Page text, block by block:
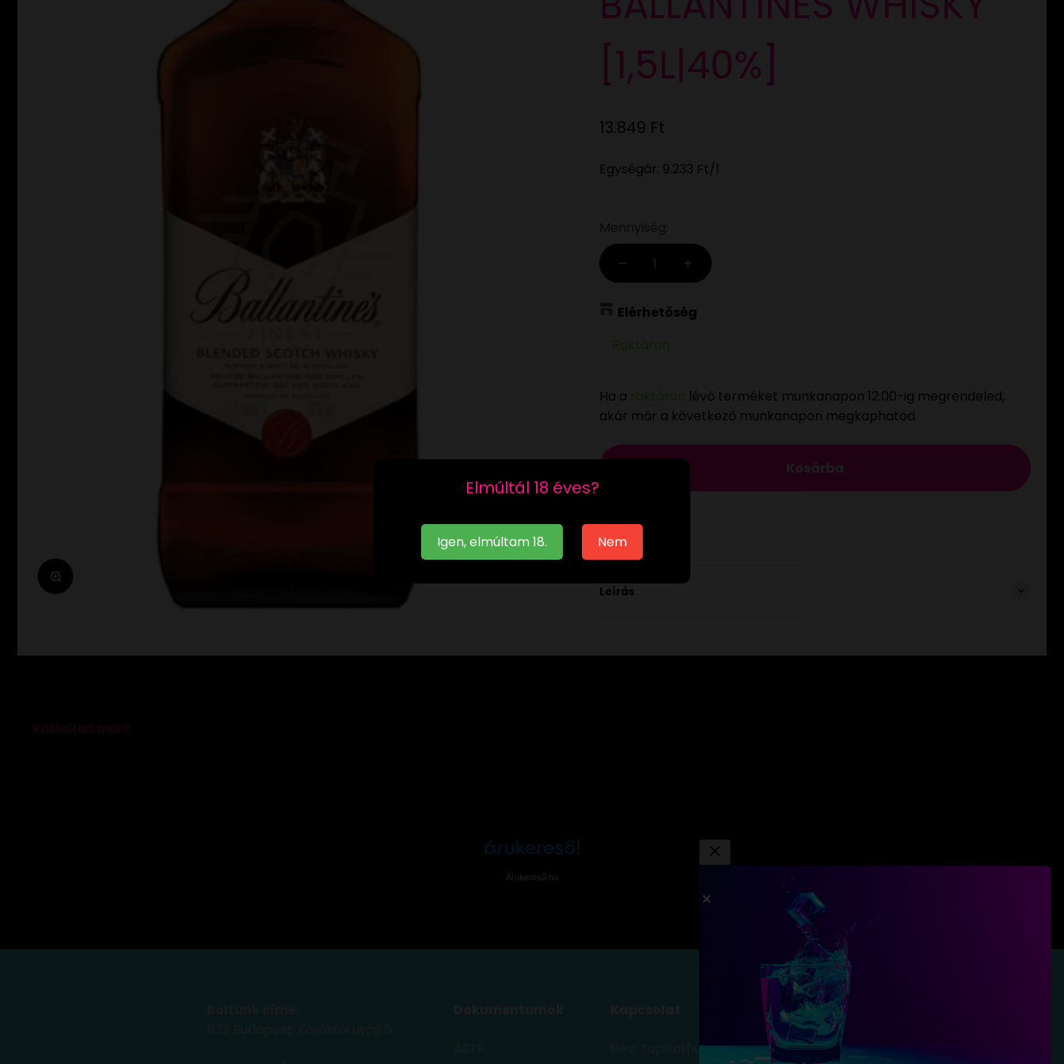
Elmúltál 18 éves?
Igen, elmúltam 18. Nem
Zoomolás
[1,5L|40%]
Eladási ár
13.849 Ft
Egységár: 9.233 Ft/l
Elérhetőség
Raktáron
Ha a raktáron lévő terméket munkanapon 12:00-ig megrendeled,
akár már a következő munkanapon megkaphatod.
Kosárba
Leírás
Árukereső.hu
Név: TopItal.hu